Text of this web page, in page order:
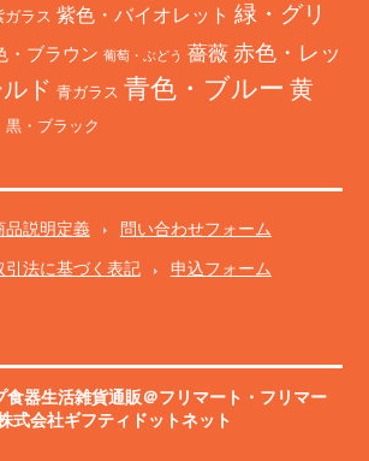
ガラス 紫色・バイオレット 緑・グリ
・ブラウン 葡萄・ぶどう 薔薇 赤色・レッ
ド 青ガラス 青色・ブルー 黄
黒・ブラック
品説明定義 問い合わせフォーム
引法に基づく表記 申込フォーム
食器生活雑貨通販＠フリマート ・ フリマー
式会社ギフティドットネット